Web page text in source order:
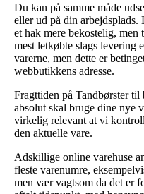
Du kan på samme måde
eller ud på din
et hak mere bekostelig,
mest letkøbte slags levering
varerne, men dette er
webbutikkens adresse.
Fragttiden på Tandbørster
absolut skal bruge dine nye
virkelig relevant at vi
den aktuelle vare.
Adskillige online varehuse
fleste varenumre,
men vær vagtsom da det er